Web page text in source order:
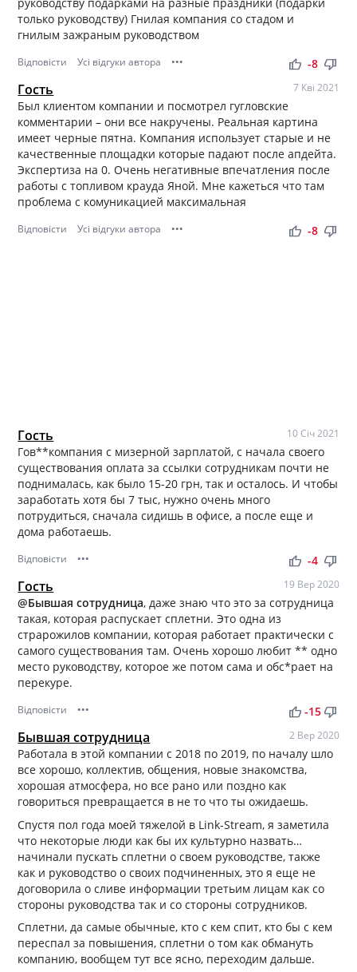
руководству подарками на разные праздники (подарки
только руководству) Гнилая компания со стадом и
гнилым зажраным руководством
Відповісти Усі відгуки автора ••• thumb_up thumb_down
-8
Гость 7 Кві 2021
Был клиентом компании и посмотрел гугловские
комментарии – они все накручены. Реальная картина
имеет черные пятна. Компания использует старые и не
качественные площадки которые падают после апдейта.
Экспертиза на 0. Очень негативные впечатления после
работы с топливом крауда Яной. Мне кажеться что там
проблема с комуникацией максимальная
Відповісти Усі відгуки автора ••• thumb_up thumb_down
-8
Гость 10 Січ 2021
Гов**компания с мизерной зарплатой, с начала своего
существования оплата за ссылки сотрудникам почти не
поднималась, как было 15-20 грн, так и осталось. И чтобы
заработать хотя бы 7 тыс, нужно очень много
потрудиться, сначала сидишь в офисе, а после еще и
дома работаешь.
Відповісти ••• thumb_up thumb_down
-4
Гость 19 Вер 2020
@Бывшая сотрудница, даже знаю что это за сотрудница
такая, которая распускает сплетни. Это одна из
страрожилов компании, которая работает практически с
самого существования там. Очень хорошо любит ** одно
место руководству, которое же потом сама и обс*рает на
перекуре.
Відповісти ••• thumb_up thumb_down
-15
Бывшая сотрудница 2 Вер 2020
Работала в этой компании с 2018 по 2019, по началу шло
все хорошо, коллектив, общения, новые знакомства,
хорошая атмосфера, но все рано или поздно как
говориться превращается в не то что ты ожидаешь.
Cпустя пол года моей тяжелой в Link-Stream, я заметила
что некоторые люди как бы их культурно назвать…
начинали пускать сплетни о своем руководстве, также
как и руководство о своих подчиненных, это я еще не
договорила о сливе информации третьим лицам как со
стороны руководства так и со стороны сотрудников.
Сплетни, да самые обычные, кто с кем спит, кто бы с кем
переспал за повышения, сплетни о том как обмануть
компанию, вообщем тут все ясно, переходим дальше.